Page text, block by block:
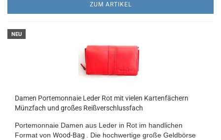
ZUM ARTIKEL
NEU
Damen Portemonnaie Leder Rot mit vielen Kartenfächern
Münzfach und großes Reißverschlussfach
Portemonnaie Damen aus Leder in Rot im handlichen
Format von Wood-Bag
. Die hochwertige große Geldbörse